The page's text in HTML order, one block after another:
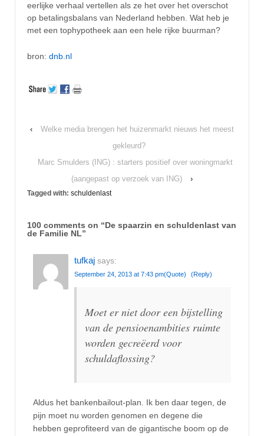
eerlijke verhaal vertellen als ze het over het overschot
op betalingsbalans van Nederland hebben. Wat heb je
met een tophypotheek aan een hele rijke buurman?
bron: dnb.nl
‹
Welke media brengen het huizenmarkt nieuws het meest
gekleurd?
Marc Smulders (ING) : starters positief over woningmarkt
(aangepast op verzoek van ING)
›
Tagged with: schuldenlast
100 comments on “De spaarzin en schuldenlast van
de Familie NL”
tufkaj says:
September 24, 2013 at 7:43 pm(Quote) (Reply)
Moet er niet door een bijstelling
van de pensioenambities ruimte
worden gecreëerd voor
schuldaflossing?
Aldus het bankenbailout-plan. Ik ben daar tegen, de
pijn moet nu worden genomen en degene die
hebben geprofiteerd van de gigantische boom op de